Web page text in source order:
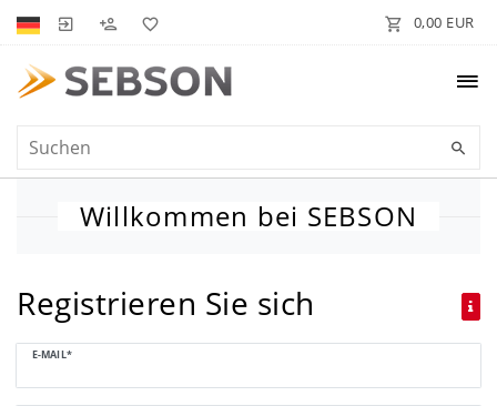
0,00 EUR
Willkommen bei SEBSON
Registrieren Sie sich
E-MAIL*